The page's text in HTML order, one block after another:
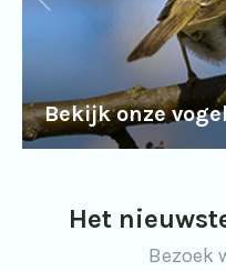
Bekijk onze
Het
Bezoek